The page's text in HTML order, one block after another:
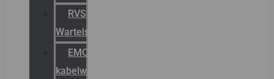
RVS
Wartels
EMC
kabelwartels